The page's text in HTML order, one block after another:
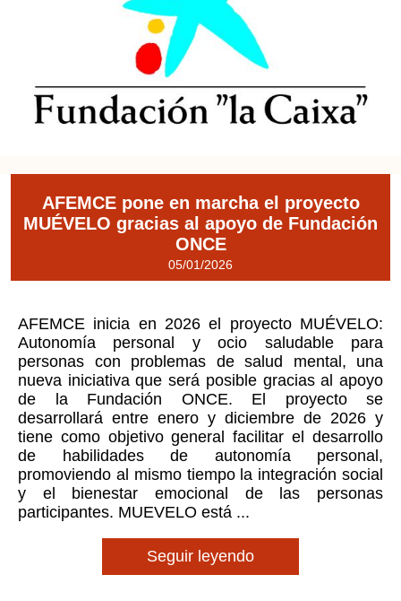
AFEMCE pone en marcha el proyecto
MUÉVELO gracias al apoyo de Fundación
ONCE
05/01/2026
AFEMCE inicia en 2026 el proyecto MUÉVELO:
Autonomía personal y ocio saludable para
personas con problemas de salud mental, una
nueva iniciativa que será posible gracias al apoyo
de la Fundación ONCE. El proyecto se
desarrollará entre enero y diciembre de 2026 y
tiene como objetivo general facilitar el desarrollo
de habilidades de autonomía personal,
promoviendo al mismo tiempo la integración social
y el bienestar emocional de las personas
participantes. MUEVELO está ...
Seguir leyendo